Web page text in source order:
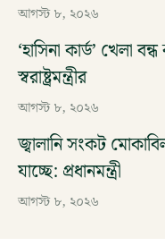
আগস্ট ৮, ২০২৬
‘হাসিনা কার্ড’ খেলা
স্বরাষ্ট্রমন্ত্রীর
আগস্ট ৮, ২০২৬
জ্বালানি সংকট
যাচ্ছে: প্রধানমন্ত্রী
আগস্ট ৮, ২০২৬